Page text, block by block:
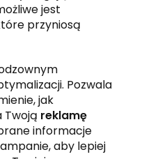
jest
przyniosą
Pozwala
jak
Twoją reklamę
informacje
aby lepiej